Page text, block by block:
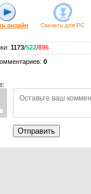
онлайн Скачать для PC
: 1173/522/896
: 0
Отправить